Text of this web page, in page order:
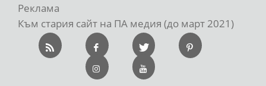
Реклама
Към стария сайт на ПА медия (до март 2021)